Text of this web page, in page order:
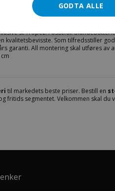
nå! Ordinær pris er kr 2698,- Skal
St Tropez. Fossefall
kvalitetsbevisste. Som tilfredsstiller
garanti. All montering skal utføres av
til markedets beste priser. Bestill en
fritids segmentet. Velkommen skal du
GODTA ALLE